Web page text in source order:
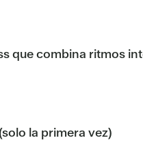
que combina ritmos
la primera vez)